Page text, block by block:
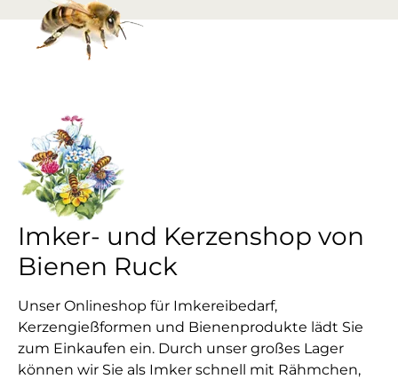
Imker- und Kerzenshop von
Bienen Ruck
Unser Onlineshop für Imkereibedarf,
Kerzengießformen und Bienenprodukte lädt Sie
zum Einkaufen ein. Durch unser großes Lager
können wir Sie als Imker schnell mit Rähmchen,